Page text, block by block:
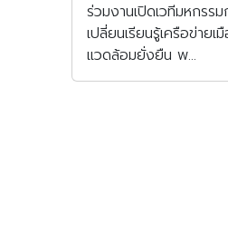
ร่วมงานเปิดเวทีมหกรร
เปลี่ยนเรียนรู้เครือข่าย
แวดล้อมยั่งยืน พ...